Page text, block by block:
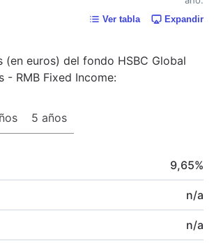
Ver tabla Expandir
(en euros) del fondo HSBC Global
- RMB Fixed Income:
5 años
9,65%
n/a
n/a